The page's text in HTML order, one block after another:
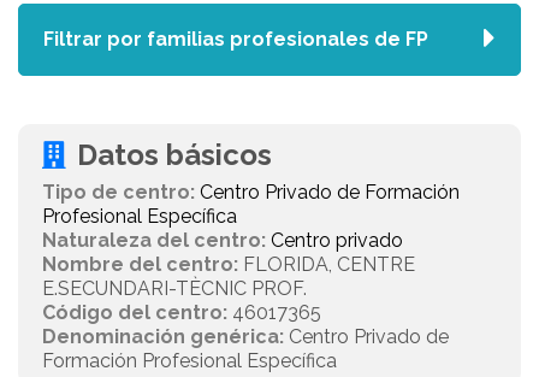
Datos básicos
Tipo de centro: Centro Privado de Formación
Profesional Específica
Naturaleza del centro: Centro privado
Nombre del centro: FLORIDA, CENTRE
E.SECUNDARI-TÈCNIC PROF.
Código del centro: 46017365
Denominación genérica: Centro Privado de
Formación Profesional Específica
Filtrar por familias profesionales de FP